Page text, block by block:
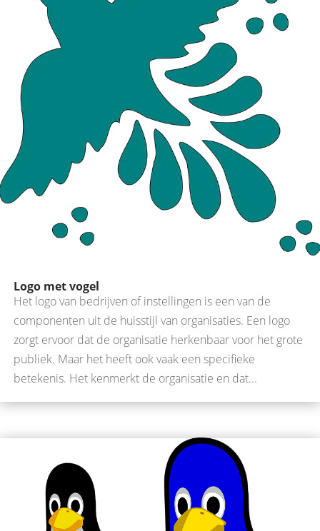
Logo met vogel
Het logo van bedrijven of instellingen is een van de
componenten uit de huisstijl van organisaties. Een logo
zorgt ervoor dat de organisatie herkenbaar voor het grote
publiek. Maar het heeft ook vaak een specifieke
betekenis. Het kenmerkt de organisatie en dat...